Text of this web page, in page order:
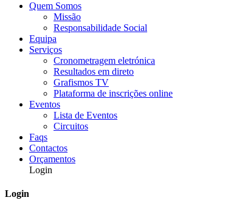
Quem Somos
Missão
Responsabilidade Social
Equipa
Serviços
Cronometragem eletrónica
Resultados em direto
Grafismos TV
Plataforma de inscrições online
Eventos
Lista de Eventos
Circuitos
Faqs
Contactos
Orçamentos
Login
Login